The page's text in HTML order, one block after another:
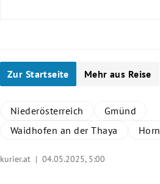
Zur Startseite Mehr aus Reise
Niederösterreich
Gmünd
Waidhofen an der Thaya
Horn
kurier.at | 04.05.2025, 5:00